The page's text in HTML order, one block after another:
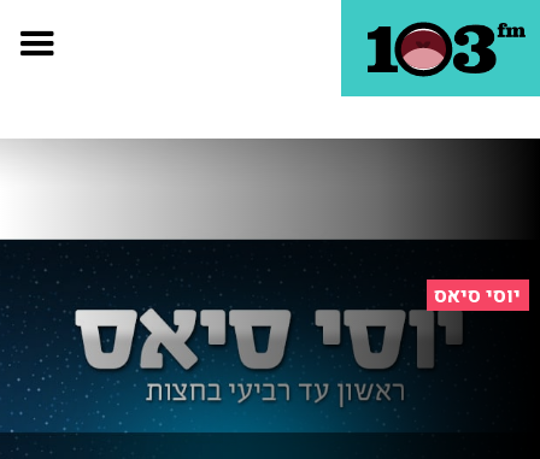
יוסי סיאס